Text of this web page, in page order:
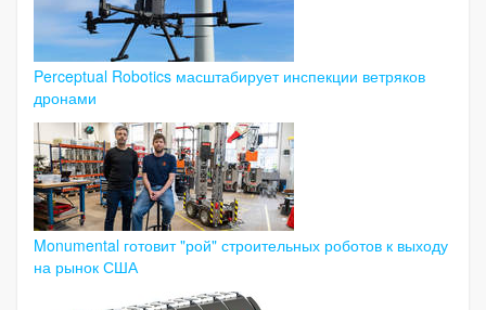
Perceptual Robotics масштабирует инспекции ветряков
дронами
Monumental готовит "рой" строительных роботов к выходу
на рынок США